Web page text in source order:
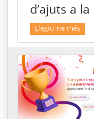
d’ajuts a
Llegiu-ne més